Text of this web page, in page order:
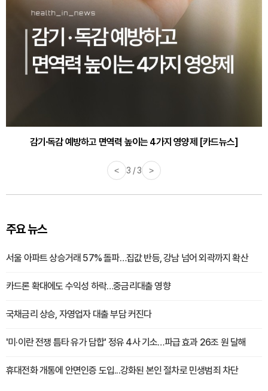
감기·독감 예방하고 면역력 높이는 4가지 영양제 [카드뉴스]
< 3 / 3 >
주요 뉴스
서울 아파트 상승거래 57% 돌파…집값 반등, 강남 넘어 외곽까지 확산
카드론 확대에도 수익성 하락…중금리대출 영향
국채금리 상승, 자영업자 대출 부담 커진다
'미·이란 전쟁 틈타 유가 담합' 정유 4사 기소…파급 효과 26조 원 달해
휴대전화 개통에 안면인증 도입...강화된 본인 절차로 민생범죄 차단